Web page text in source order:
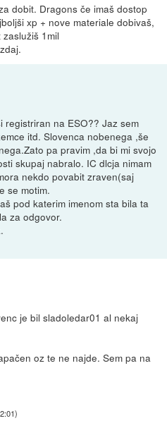
dobit. Dragons če imaš dostop
xp + nove materiale dobivaš,
1mil
registriran na ESO?? Jaz sem
itd. Slovenca nobenega ,še
pa pravim ,da bi mi svojo
skupaj nabralo. IC dlcja nimam
nekdo povabit zraven(saj
se motim.
pod katerim imenom sta bila ta
za odgovor.
je bil sladoledar01 al nekaj
oz te ne najde. Sem pa na
)